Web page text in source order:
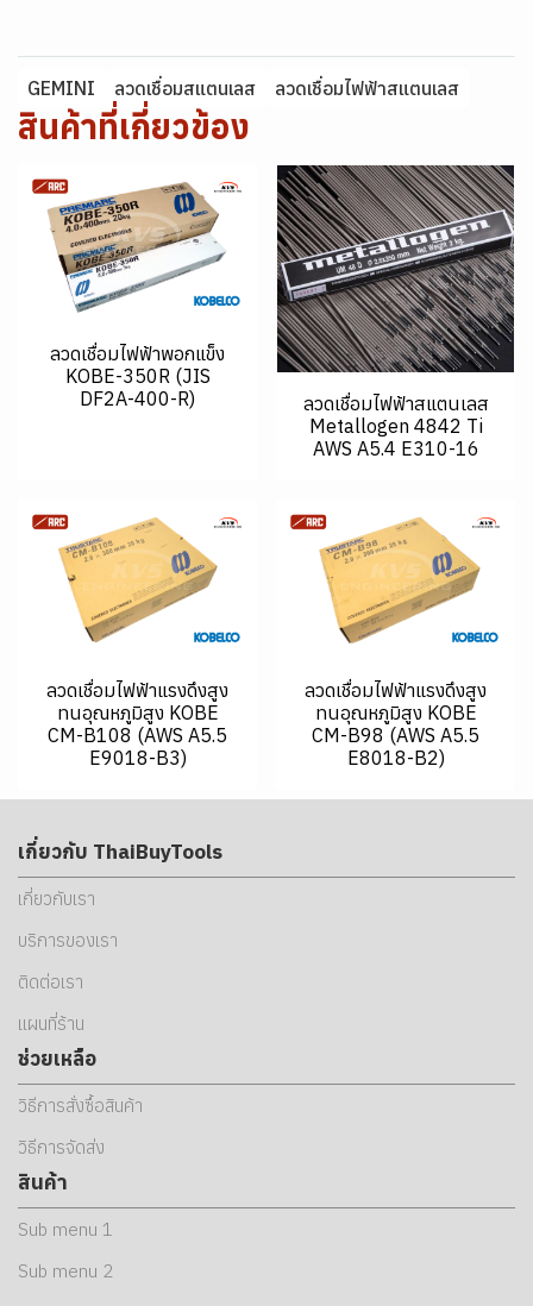
GEMINI ลวดเชื่อมสแตนเลส ลวดเชื่อมไฟฟ้าสแตนเลส
สินค้าที่เกี่ยวข้อง
ลวดเชื่อมไฟฟ้าพอกแข็ง
KOBE-350R (JIS
DF2A-400-R)
ลวดเชื่อมไฟฟ้าสแตนเลส
Metallogen 4842 Ti
AWS A5.4 E310-16
ลวดเชื่อมไฟฟ้าแรงดึงสูง
ทนอุณหภูมิสูง KOBE
CM-B108 (AWS A5.5
E9018-B3)
ลวดเชื่อมไฟฟ้าแรงดึงสูง
ทนอุณหภูมิสูง KOBE
CM-B98 (AWS A5.5
E8018-B2)
เกี่ยวกับ ThaiBuyTools
เกี่ยวกับเรา
บริการของเรา
ติดต่อเรา
แผนที่ร้าน
ช่วยเหลือ
วิธีการสั่งซื้อสินค้า
วิธีการจัดส่ง
สินค้า
Sub menu 1
Sub menu 2